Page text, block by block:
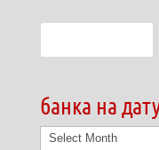
банка на
банка